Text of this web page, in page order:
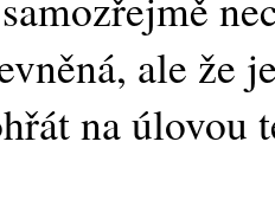
ale že
na úlovou